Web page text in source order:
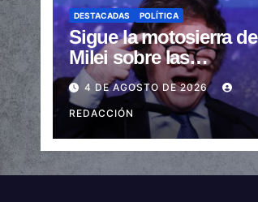
DESTACADAS POLÍTICA
Sigue la motosierra de
Milei sobre las
provincias: nueva
caída de las
transferencias no
automáticas
4 DE AGOSTO DE 2026
REDACCIÓN